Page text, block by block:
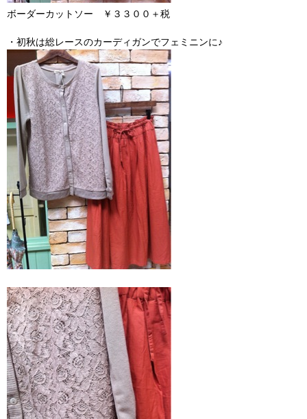
ボーダーカットソー ￥３３００＋税
・初秋は総レースのカーディガンでフェミニンに♪